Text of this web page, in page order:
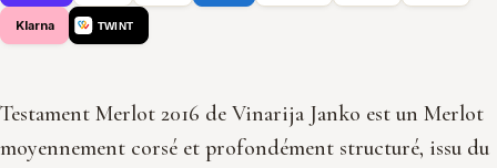
Klarna TWINT
Testament Merlot 2016 de Vinarija Janko est un Merlot
moyennement corsé et profondément structuré, issu du